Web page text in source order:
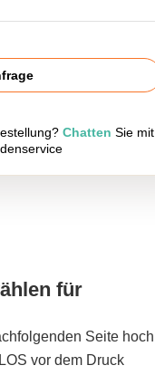
Chatten Sie mit
für
Seite hoch
vor dem Druck